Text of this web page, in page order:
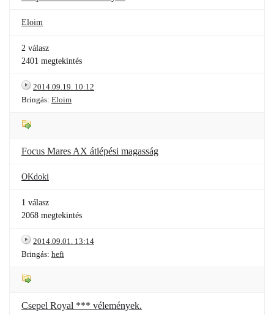
Eloim
2 válasz
2401 megtekintés
2014.09.19. 10:12
Bringás: Eloim
Focus Mares AX átlépési magasság
OKdoki
1 válasz
2068 megtekintés
2014.09.01. 13:14
Bringás: hefi
Csepel Royal *** vélemények.